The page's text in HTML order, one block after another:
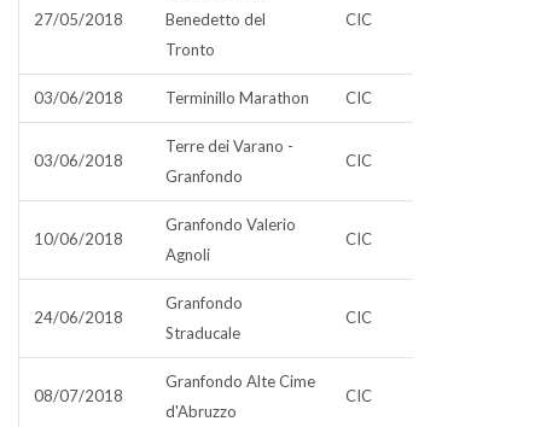
27/05/2018
Benedetto del
Tronto
CIC
03/06/2018 Terminillo Marathon CIC
03/06/2018
Terre dei Varano -
Granfondo
CIC
10/06/2018
Granfondo Valerio
Agnoli
CIC
24/06/2018
Granfondo
Straducale
CIC
08/07/2018
Granfondo Alte Cime
d'Abruzzo
CIC